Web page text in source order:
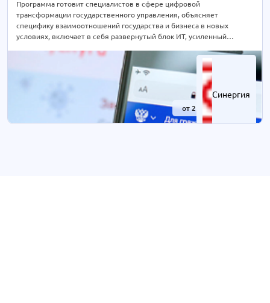
Психология
Психология и педагогика
Туризм 1 курс
Экономика 5 курсов
Языкознание
Синергия
от 2 лет
Программа готовит специалистов в сфере цифровой
трансформации государственного управления, объясняет
специфику взаимоотношений государства и бизнеса в новых
условиях, включает в себя развернутый блок ИТ, усиленный
отражающими специфику профиля.